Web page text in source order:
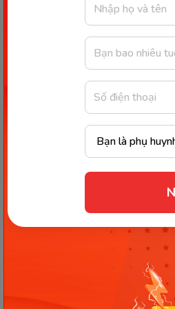
Không có lộ trình học
độ và thiếu hệ thống
Không tích hợp công
năng chấm phát âm
Chất lượng âm thanh
trung bình, chưa thực
Không có nội dung
hay viết tiếng Anh.
Phần game lặp lại, dễ
Đối tượng phù hợp:
Trẻ từ 3 đến 6 tuổi
Phù hợp dùng thử
app chuyên sâu như